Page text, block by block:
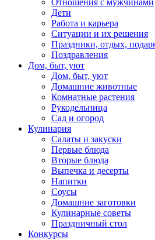
Отношения с мужчинами
Дети
Работа и карьера
Ситуации и их решения
Праздники, отдых,
Поздравления
Дом, быт, уют
Дом, быт, уют
Домашние животные
Комнатные растения
Рукодельница
Сад и огород
Кулинария
Салаты и закуски
Первые блюда
Вторые блюда
Выпечка и десерты
Напитки
Соусы
Домашние заготовки
Кулинарные советы
Праздничный стол
Конкурсы